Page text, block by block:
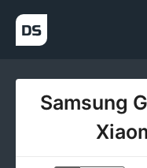
Samsung